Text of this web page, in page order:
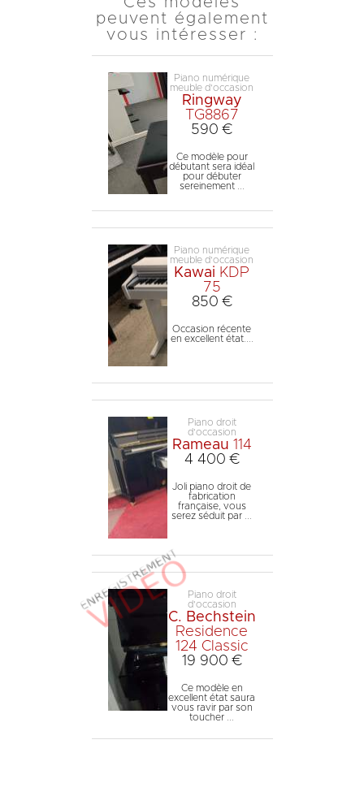
peuvent également
vous intéresser :
Piano numérique
meuble d'occasion
Ringway
TG8867
590 €
Ce modèle pour
débutant sera idéal
pour débuter
sereinement ...
Piano numérique
meuble d'occasion
Kawai KDP
75
850 €
Occasion récente
en excellent état....
Piano droit
d'occasion
Rameau 114
4 400 €
Joli piano droit de
fabrication
française, vous
serez séduit par ...
Piano droit
d'occasion
C. Bechstein
Residence
124 Classic
19 900 €
Ce modèle en
excellent état saura
vous ravir par son
toucher ...